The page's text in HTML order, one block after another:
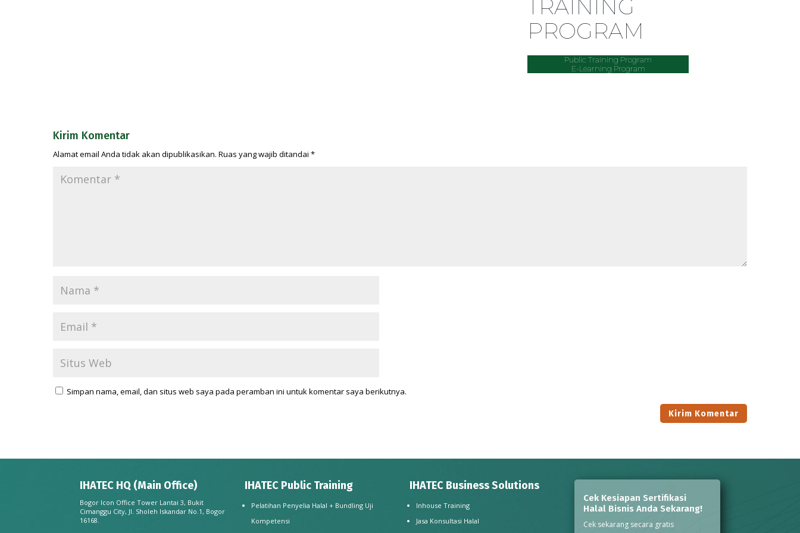
TRAINING
PROGRAM
Public Training Program
E-Learning Program
Kirim Komentar
Alamat email Anda tidak akan dipublikasikan. Ruas yang wajib ditandai *
Simpan nama, email, dan situs web saya pada peramban ini untuk komentar saya berikutnya.
IHATEC HQ (Main Office)
Bogor Icon Office Tower Lantai 3, Bukit
Cimanggu City, Jl. Sholeh Iskandar No.1, Bogor
16168.
IHATEC Public Training
Pelatihan Penyelia Halal + Bundling Uji
Kompetensi
IHATEC Business Solutions
Inhouse Training
Jasa Konsultasi Halal
Cek Kesiapan Sertifikasi
Halal Bisnis Anda Sekarang!
Cek sekarang secara gratis